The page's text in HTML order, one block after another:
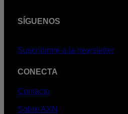
SÍGUENOS
Suscribirme a la newsletter
CONECTA
Contacto
Sobre AXN